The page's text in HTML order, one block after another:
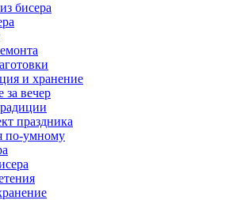
бисера
и хранение
за вечер
праздника
по-умному